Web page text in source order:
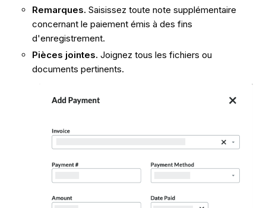
Remarques. Saisissez toute note supplémentaire
concernant le paiement émis à des fins
d'enregistrement.
Pièces jointes. Joignez tous les fichiers ou
documents pertinents.